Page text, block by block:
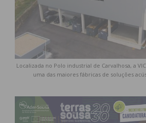
Localizada no Polo industrial de Carvalhosa, a
uma das maiores fábricas de soluções